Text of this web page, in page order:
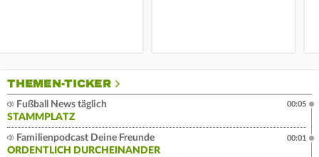
THEMEN-TICKER
Fußball News täglich
STAMMPLATZ
00:05
Familienpodcast Deine Freunde
ORDENTLICH DURCHEINANDER
00:01